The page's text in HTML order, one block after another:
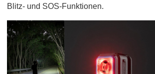
Blitz- und SOS-Funktionen.